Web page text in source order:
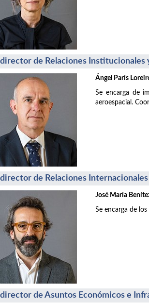
de Relaciones Institucionales
Ángel París
Se encarga de
aeroespacial.
de Relaciones Internacionales
José María
Se encarga de
de Asuntos Económicos e